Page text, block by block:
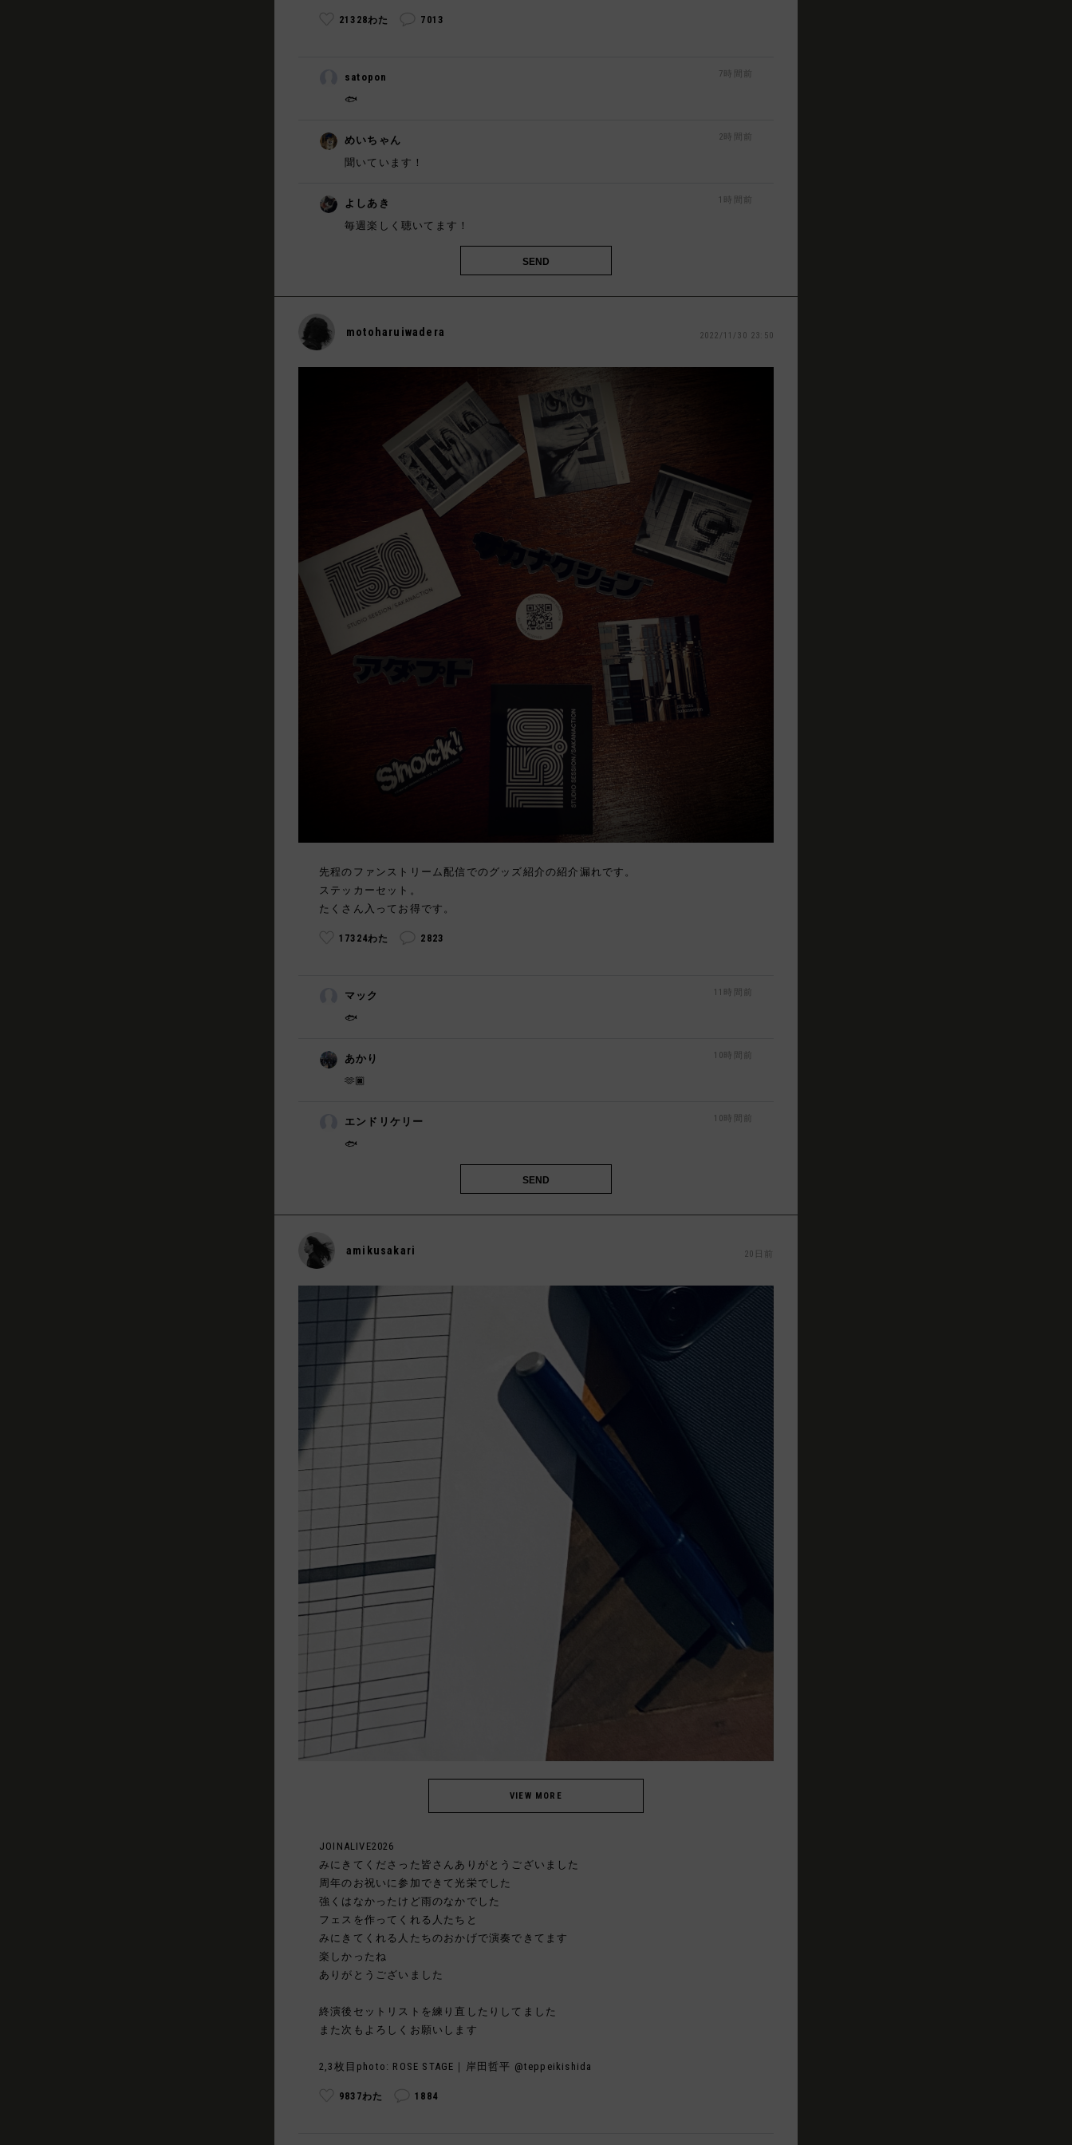
21328わた 7013
satopon
🐟
7時間前
めいちゃん
聞いています！
2時間前
よしあき
毎週楽しく聴いてます！
1時間前
motoharuiwadera 2022/11/30 23:50
先程のファンストリーム配信でのグッズ紹介の紹介漏れです。
ステッカーセット。
たくさん入ってお得です。
17324わた 2823
マック
🐟
11時間前
あかり
🫶🏿
10時間前
エンドリケリー
🐟️
10時間前
amikusakari 20日前
JOINALIVE2026
みにきてくださった皆さんありがとうございました
周年のお祝いに参加できて光栄でした
強くはなかったけど雨のなかでした
フェスを作ってくれる人たちと
みにきてくれる人たちのおかげで演奏できてます
楽しかったね
ありがとうございました
終演後セットリストを練り直したりしてました
また次もよろしくお願いします
2,3枚目photo: ROSE STAGE｜岸田哲平 @teppeikishida
9837わた 1884